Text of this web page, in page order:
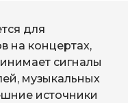
для
на концертах,
сигналы
музыкальных
источники